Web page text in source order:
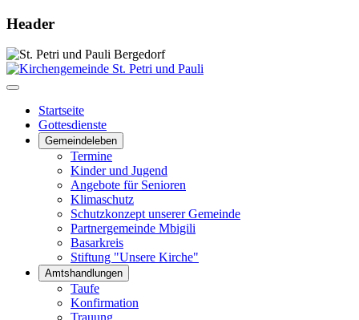
Header
Startseite
Gottesdienste
Gemeindeleben
Termine
Kinder und Jugend
Angebote für Senioren
Klimaschutz
Schutzkonzept unserer Gemeinde
Partnergemeinde Mbigili
Basarkreis
Stiftung "Unsere Kirche"
Amtshandlungen
Taufe
Konfirmation